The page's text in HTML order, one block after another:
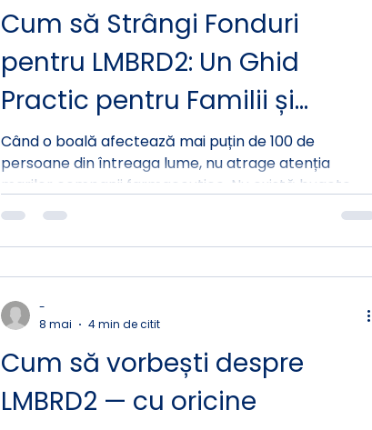
Cum să Strângi Fonduri
pentru LMBRD2: Un Ghid
Practic pentru Familii și
Prieteni
Când o boală afectează mai puțin de 100 de
persoane din întreaga lume, nu atrage atenția
marilor companii farmaceutice. Nu există bugete
uriașe de cercetare, nu există studii clinice finanțate
cecuri cu șapte cifre. Ceea ce există este ceva mai
puternic și mai personal: o comunitate de familii
Cum să vorbești despre
LMBRD2 — cu oricine
-
8 mai
4 min de citit